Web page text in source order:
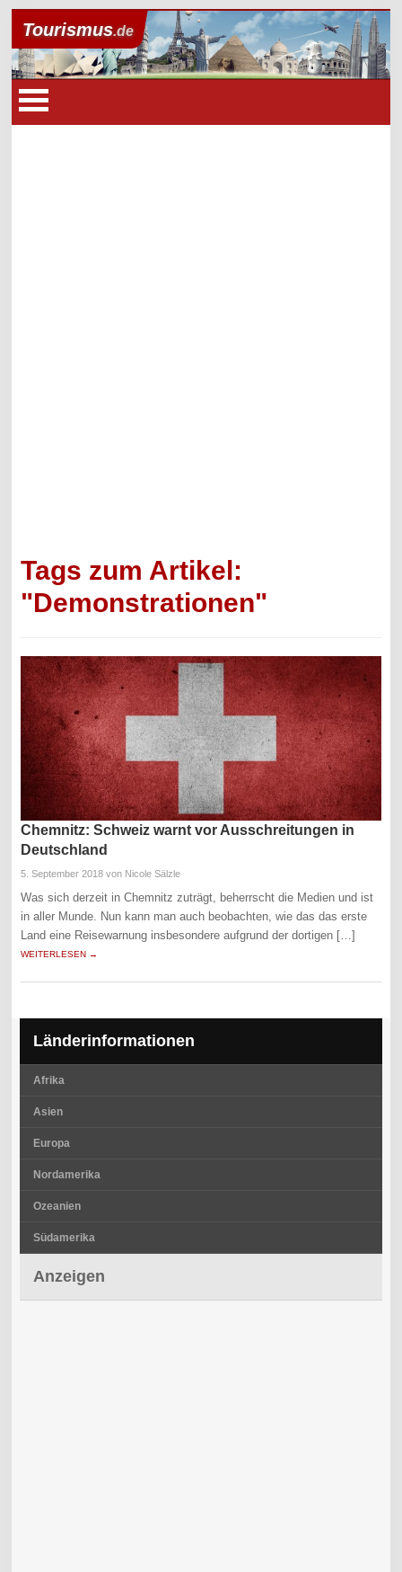
Tourismus.de
Tags zum Artikel:
"Demonstrationen"
Chemnitz: Schweiz warnt vor Ausschreitungen in
Deutschland
5. September 2018 von Nicole Sälzle
Was sich derzeit in Chemnitz zuträgt, beherrscht die Medien und ist
in aller Munde. Nun kann man auch beobachten, wie das das erste
Land eine Reisewarnung insbesondere aufgrund der dortigen […]
WEITERLESEN →
Länderinformationen
Afrika
Asien
Europa
Nordamerika
Ozeanien
Südamerika
Anzeigen